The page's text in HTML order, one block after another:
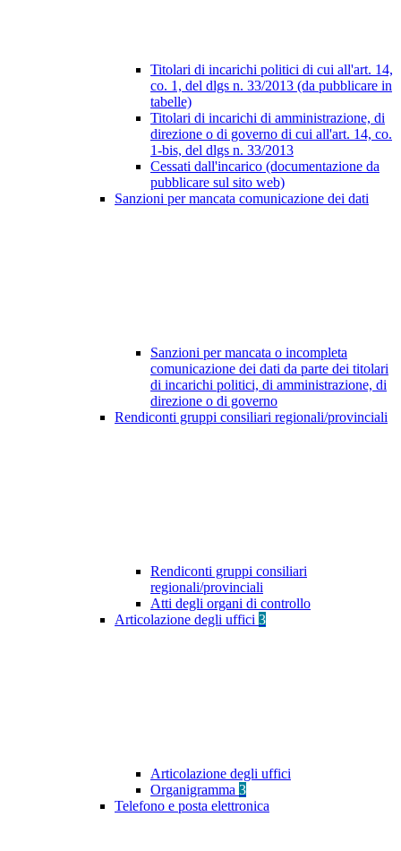
Titolari di incarichi politici di cui all'art. 14,
co. 1, del dlgs n. 33/2013 (da pubblicare in
tabelle)
Titolari di incarichi di amministrazione, di
direzione o di governo di cui all'art. 14, co.
1-bis, del dlgs n. 33/2013
Cessati dall'incarico (documentazione da
pubblicare sul sito web)
Sanzioni per mancata comunicazione dei dati
Sanzioni per mancata o incompleta
comunicazione dei dati da parte dei titolari
di incarichi politici, di amministrazione, di
direzione o di governo
Rendiconti gruppi consiliari regionali/provinciali
Rendiconti gruppi consiliari
regionali/provinciali
Atti degli organi di controllo
Articolazione degli uffici 3
Articolazione degli uffici
Organigramma 3
Telefono e posta elettronica